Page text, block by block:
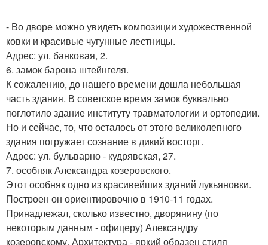
- Во дворе можно увидеть композиции художественной
ковки и красивые чугунные лестницы.
Адрес: ул. банковая, 2.
6. замок барона штейнгеля.
К сожалению, до нашего времени дошла небольшая
часть здания. В советское время замок буквально
поглотило здание институту травматологии и ортопедии.
Но и сейчас, то, что осталось от этого великолепного
здания погружает сознание в дикий восторг.
Адрес: ул. бульварно - кудрявская, 27.
7. особняк Александра козеровского.
Этот особняк одно из красивейших зданий лукьяновки.
Построен он ориентировочно в 1910-11 годах.
Принадлежал, сколько известно, дворянину (по
некоторым данным - офицеру) Александру
козеровскому. Архитектура - яркий образец стиля